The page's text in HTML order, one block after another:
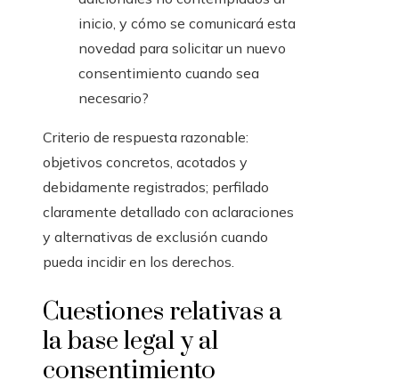
inicio, y cómo se comunicará esta
novedad para solicitar un nuevo
consentimiento cuando sea
necesario?
Criterio de respuesta razonable:
objetivos concretos, acotados y
debidamente registrados; perfilado
claramente detallado con aclaraciones
y alternativas de exclusión cuando
pueda incidir en los derechos.
Cuestiones relativas a
la base legal y al
consentimiento